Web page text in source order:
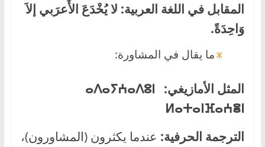
المقابل في اللغة العربية: لايُخْدَعَ الأَعرَبي إلاَ
وَاحِدَةً.
ما يقال في المشاورة:
المثل الأمازيغي:
ⴰⴷⴰⵢⵄⴰⴷⵓⵏ
ⵍⴰⵜⴰⵏⴼⴰⵄⴻⵏ
الترجمة الحرفية: عندما يكثرون (المشاورون)،